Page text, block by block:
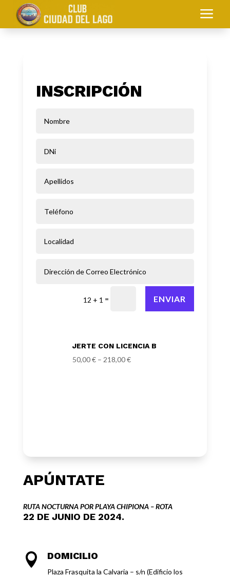
a
INSCRIPCIÓN
12 + 1 = ENVIAR
JERTE CON LICENCIA B
50,00€– 218,00€
APÚNTATE
RUTA NOCTURNA POR PLAYA CHIPIONA – ROTA
22 DE JUNIO DE 2024.
 DOMICILIO
Plaza Frasquita la Calvaria – s/n (Edificio los